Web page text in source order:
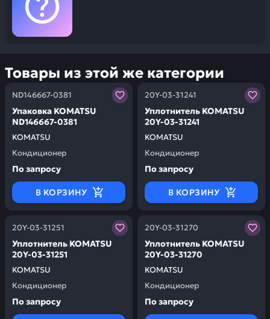
Товары из этой же категории
ND146667-0381
KOMATSU
Упаковка KOMATSU
ND146667-0381
Кондиционер
Заказывая запчасти у нас, вы получаете гарантию
По запросу
В КОРЗИНУ
20Y-03-31241
KOMATSU
Уплотнитель KOMATSU
20Y-03-31241
Кондиционер
Заказывая запчасти у
По запросу
В КОРЗИНУ
20Y-03-31251
KOMATSU
Уплотнитель KOMATSU
20Y-03-31251
Кондиционер
Заказывая запчасти у нас, вы получаете гарантию
По запросу
20Y-03-31270
KOMATSU
Уплотнитель KOMATSU
20Y-03-31270
Кондиционер
Заказывая запчасти у
По запросу